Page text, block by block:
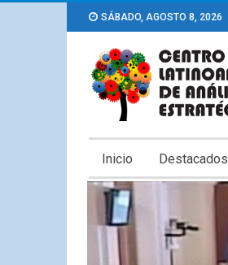
SÁBADO, AGOSTO 8, 2026
Inicio Destacados